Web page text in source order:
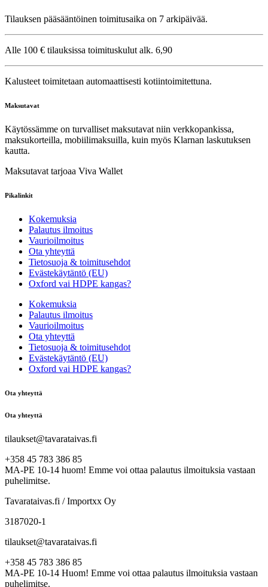
Tilauksen pääsääntöinen toimitusaika on 7 arkipäivää.
Alle 100 € tilauksissa toimituskulut alk. 6,90
Kalusteet toimitetaan automaattisesti kotiintoimitettuna.
Maksutavat
Käytössämme on turvalliset maksutavat niin verkkopankissa,
maksukorteilla, mobiilimaksuilla, kuin myös Klarnan laskutuksen
kautta.
Maksutavat tarjoaa Viva Wallet
Pikalinkit
Kokemuksia
Palautus ilmoitus
Vaurioilmoitus
Ota yhteyttä
Tietosuoja & toimitusehdot
Evästekäytäntö (EU)
Oxford vai HDPE kangas?
Kokemuksia
Palautus ilmoitus
Vaurioilmoitus
Ota yhteyttä
Tietosuoja & toimitusehdot
Evästekäytäntö (EU)
Oxford vai HDPE kangas?
Ota yhteyttä
Ota yhteyttä
tilaukset@tavarataivas.fi
+358 45 783 386 85
MA-PE 10-14 huom! Emme voi ottaa palautus ilmoituksia vastaan
puhelimitse.
Tavarataivas.fi / Importxx Oy
3187020-1
tilaukset@tavarataivas.fi
+358 45 783 386 85
MA-PE 10-14 Huom! Emme voi ottaa palautus ilmoituksia vastaan
puhelimitse.